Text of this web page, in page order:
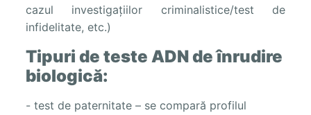
cazul investigațiilor criminalistice/test de
infidelitate, etc.)
Tipuri de teste ADN de înrudire
biologică:
- test de paternitate – se compară profilul